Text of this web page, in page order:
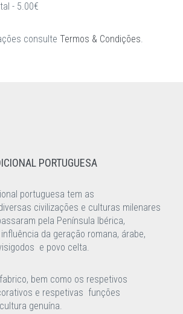
- 5.00€
consulte Termos & Condições.
PORTUGUESA
portuguesa tem as
civilizações e culturas milenares
pela Península Ibérica,
da geração romana, árabe,
e povo celta.
bem como os respetivos
e respetivas funções
genuína.